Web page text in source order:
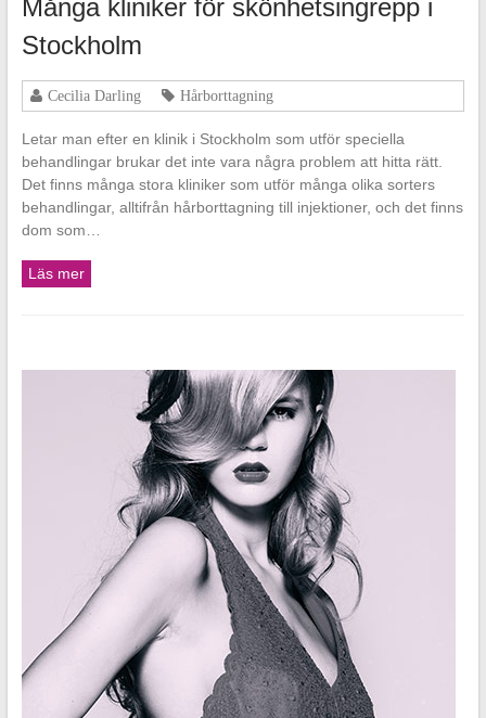
Många kliniker för skönhetsingrepp i
Stockholm
Cecilia Darling Hårborttagning
Letar man efter en klinik i Stockholm som utför speciella
behandlingar brukar det inte vara några problem att hitta rätt.
Det finns många stora kliniker som utför många olika sorters
behandlingar, alltifrån hårborttagning till injektioner, och det finns
dom som…
Läs mer